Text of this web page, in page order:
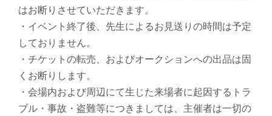
はお断りさせていただきます。
・イベント終了後、先生によるお見送りの時間は予定
しておりません。
・チケットの転売、およびオークションへの出品は固
くお断りします。
・会場内および周辺にて生じた来場者に起因するトラ
ブル・事故・盗難等につきましては、主催者は一切の